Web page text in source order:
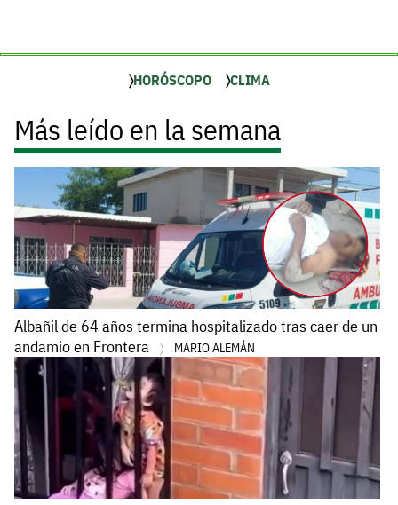
HORÓSCOPO CLIMA
Más leído en la semana
Albañil de 64 años termina hospitalizado tras caer de un
andamio en Frontera
MARIO ALEMÁN